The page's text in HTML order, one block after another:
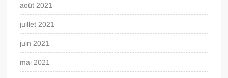
août 2021
juillet 2021
juin 2021
mai 2021